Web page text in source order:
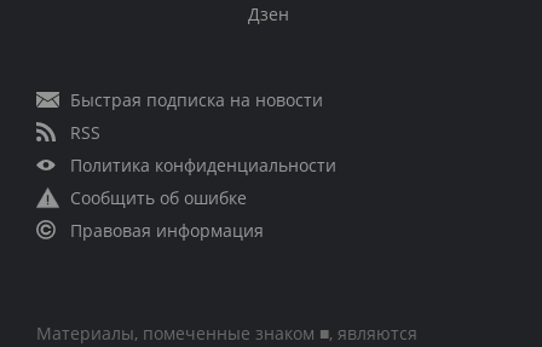
Дзен
Быстрая подписка на новости
RSS
Политика конфиденциальности
Сообщить об ошибке
Правовая информация
Материалы, помеченные знаком ■, являются